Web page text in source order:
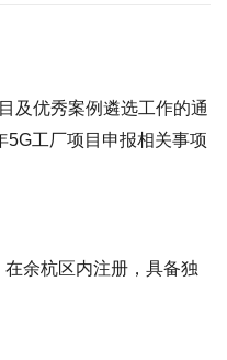
及优秀案例遴选工作的通
工厂项目申报相关事项
余杭区内注册，具备独